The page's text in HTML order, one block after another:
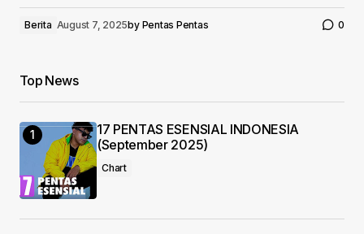
Berita August 7, 2025by Pentas Pentas 0
Top News
17 PENTAS ESENSIAL INDONESIA
(September 2025)
Chart